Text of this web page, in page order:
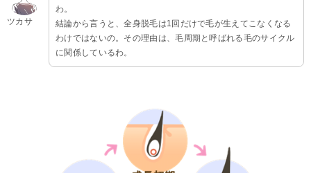
ツカサ
わ。
結論から言うと、全身脱毛は1回だけで毛が生えてこなくなる
わけではないの。その理由は、毛周期と呼ばれる毛のサイクル
に関係しているわ。